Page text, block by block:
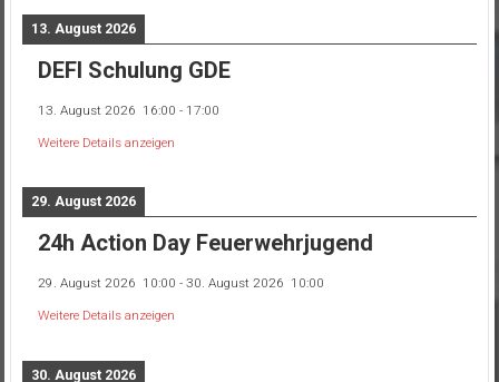
13. August 2026
DEFI Schulung GDE
13. August 2026 16:00 - 17:00
Weitere Details anzeigen
29. August 2026
24h Action Day Feuerwehrjugend
29. August 2026 10:00 - 30. August 2026 10:00
Weitere Details anzeigen
30. August 2026